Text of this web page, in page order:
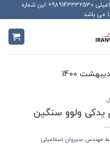
ارتباط سریع با مدیر فروش : مهندس اسماعیلی 989143332530+ این شماره
می باشد
1400
یدکی ولوو سنگین
مهندس سیروان اسماعیلی